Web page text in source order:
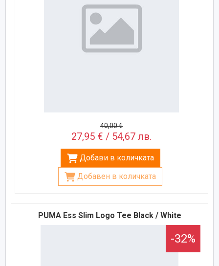
40,00 €
27,95 € / 54,67 лв.
Добави в количката
Добавен в количката
PUMA Ess Slim Logo Tee Black / White
-32%